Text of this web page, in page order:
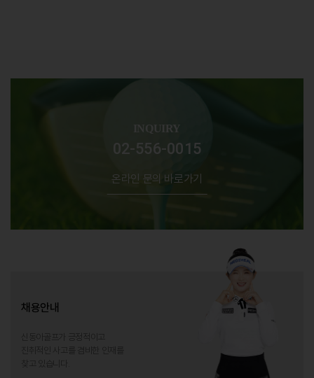
INQUIRY
02-556-0015
온라인 문의 바로가기
채용안내
신동아골프가 긍정적이고
진취적인 사고를 겸비한 인재를
찾고 있습니다.